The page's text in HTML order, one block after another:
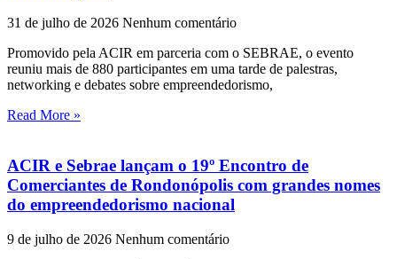
31 de julho de 2026 Nenhum comentário
Promovido pela ACIR em parceria com o SEBRAE, o evento
reuniu mais de 880 participantes em uma tarde de palestras,
networking e debates sobre empreendedorismo,
Read More »
ACIR e Sebrae lançam o 19º Encontro de
Comerciantes de Rondonópolis com grandes nomes
do empreendedorismo nacional
9 de julho de 2026 Nenhum comentário